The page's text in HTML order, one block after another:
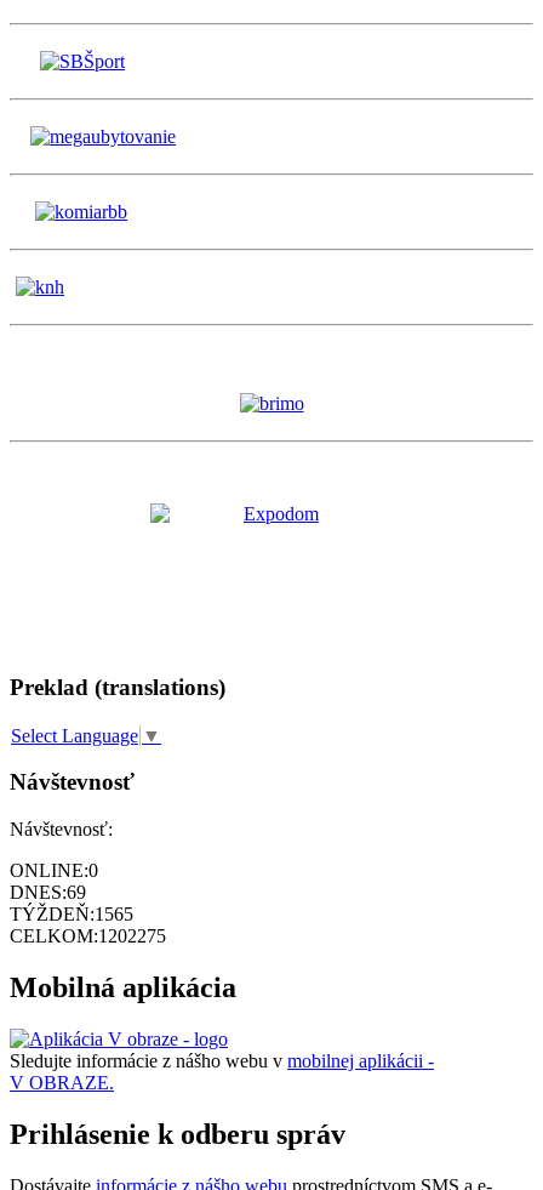
Preklad (translations)
Select Language ▼
Návštevnosť
Návštevnosť:
ONLINE:0
DNES:69
TÝŽDEŇ:1565
CELKOM:1202275
Mobilná aplikácia
Sledujte informácie z nášho webu v mobilnej aplikácii -
V OBRAZE.
Prihlásenie k odberu správ
Dostávajte informácie z nášho webu prostredníctvom SMS a e-